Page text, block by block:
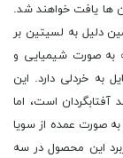
ها یافت خواهند شد.
دلیل به لسیتین بر
به صورت شیمیایی و
به خردلی دارد. این
آفتابگردان است، اما
صورت عمده از سویا
این محصول در سه